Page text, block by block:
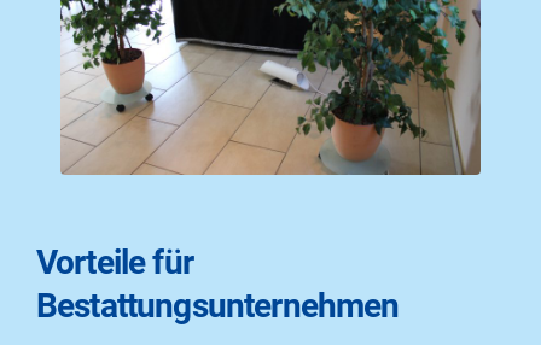
Vorteile für
Bestattungsunternehmen